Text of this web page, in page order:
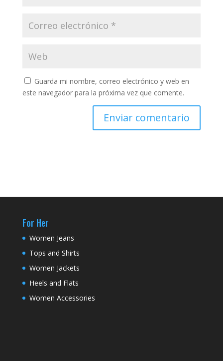
Guarda mi nombre, correo electrónico y web en
este navegador para la próxima vez que comente.
For Her
Women Jeans
Tops and Shirts
Women Jackets
Heels and Flats
Women Accessories